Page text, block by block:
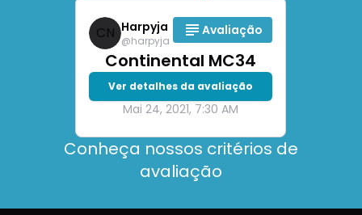
CN Harpyja
@harpyja
Avaliação
Continental MC34
Ver detalhes da avaliação
Mai 24, 2021, 7:30 AM
Conheça nossos critérios de
avaliação